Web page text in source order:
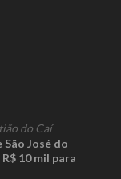
do Caí
José do
10 mil para